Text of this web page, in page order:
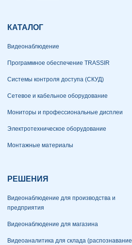
КАТАЛОГ
Видеонаблюдение
Программное обеспечение TRASSIR
Системы контроля доступа (СКУД)
Сетевое и кабельное оборудование
Мониторы и профессиональные дисплеи
Электротехническое оборудование
Монтажные материалы
РЕШЕНИЯ
Видеонаблюдение для производства и
предприятия
Видеонаблюдение для магазина
Видеоаналитика для склада (распознавание